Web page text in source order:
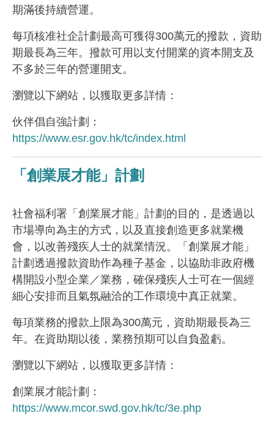
期滿後持續營運。
每項核准社企計劃最高可獲得300萬元的撥款，資助
期最長為三年。撥款可用以支付開業的資本開支及
不多於三年的營運開支。
瀏覽以下網站，以獲取更多詳情：
伙伴倡自強計劃：
https://www.esr.gov.hk/tc/index.html
「創業展才能」計劃
社會福利署「創業展才能」計劃的目的，是透過以
市場導向為主的方式，以及直接創造更多就業機
會，以改善殘疾人士的就業情況。「創業展才能」
計劃透過撥款資助作為種子基金，以協助非政府機
構開設小型企業／業務，確保殘疾人士可在一個經
細心安排而且氣氛融洽的工作環境中真正就業。
每項業務的撥款上限為300萬元，資助期最長為三
年。在資助期以後，業務預期可以自負盈虧。
瀏覽以下網站，以獲取更多詳情：
創業展才能計劃：
https://www.mcor.swd.gov.hk/tc/3e.php